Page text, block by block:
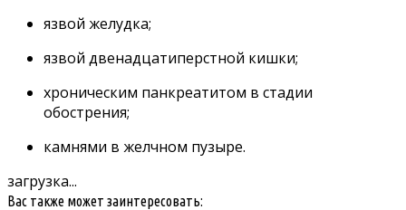
язвой желудка;
язвой двенадцатиперстной кишки;
хроническим панкреатитом в стадии
обострения;
камнями в желчном пузыре.
загрузка...
Вас также может заинтересовать: